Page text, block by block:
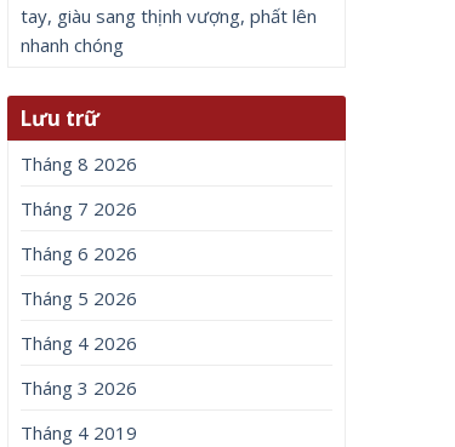
tay, giàu sang thịnh vượng, phất lên
nhanh chóng
Lưu trữ
Tháng 8 2026
Tháng 7 2026
Tháng 6 2026
Tháng 5 2026
Tháng 4 2026
Tháng 3 2026
Tháng 4 2019